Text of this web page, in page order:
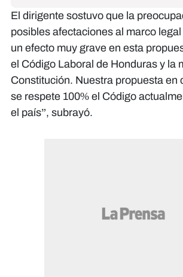
El dirigente sostuvo que la
posibles afectaciones al marco
un efecto muy grave en esta
el Código Laboral de Honduras y la
Constitución. Nuestra propuesta en
se respete 100% el Código
el país”, subrayó.